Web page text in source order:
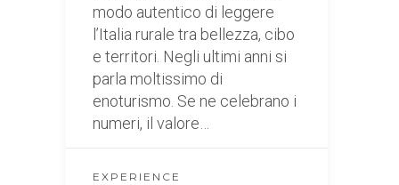
modo autentico di leggere
l’Italia rurale tra bellezza, cibo
e territori. Negli ultimi anni si
parla moltissimo di
enoturismo. Se ne celebrano i
numeri, il valore…
EXPERIENCE